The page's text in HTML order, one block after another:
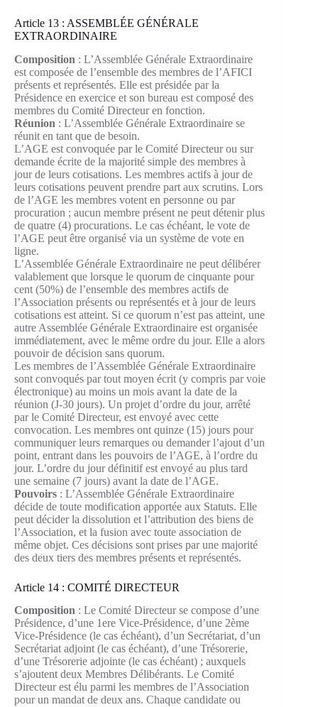
Article 13 : ASSEMBLÉE GÉNÉRALE
EXTRAORDINAIRE
Composition : L’Assemblée Générale Extraordinaire
est composée de l’ensemble des membres de l’AFICI
présents et représentés. Elle est présidée par la
Présidence en exercice et son bureau est composé des
membres du Comité Directeur en fonction.
Réunion : L’Assemblée Générale Extraordinaire se
réunit en tant que de besoin.
L’AGE est convoquée par le Comité Directeur ou sur
demande écrite de la majorité simple des membres à
jour de leurs cotisations. Les membres actifs à jour de
leurs cotisations peuvent prendre part aux scrutins. Lors
de l’AGE les membres votent en personne ou par
procuration ; aucun membre présent ne peut détenir plus
de quatre (4) procurations. Le cas échéant, le vote de
l’AGE peut être organisé via un système de vote en
ligne.
L’Assemblée Générale Extraordinaire ne peut délibérer
valablement que lorsque le quorum de cinquante pour
cent (50%) de l’ensemble des membres actifs de
l’Association présents ou représentés et à jour de leurs
cotisations est atteint. Si ce quorum n’est pas atteint, une
autre Assemblée Générale Extraordinaire est organisée
immédiatement, avec le même ordre du jour. Elle a alors
pouvoir de décision sans quorum.
Les membres de l’Assemblée Générale Extraordinaire
sont convoqués par tout moyen écrit (y compris par voie
électronique) au moins un mois avant la date de la
réunion (J-30 jours). Un projet d’ordre du jour, arrêté
par le Comité Directeur, est envoyé avec cette
convocation. Les membres ont quinze (15) jours pour
communiquer leurs remarques ou demander l’ajout d’un
point, entrant dans les pouvoirs de l’AGE, à l’ordre du
jour. L’ordre du jour définitif est envoyé au plus tard
une semaine (7 jours) avant la date de l’AGE.
Pouvoirs : L’Assemblée Générale Extraordinaire
décide de toute modification apportée aux Statuts. Elle
peut décider la dissolution et l’attribution des biens de
l’Association, et la fusion avec toute association de
même objet. Ces décisions sont prises par une majorité
des deux tiers des membres présents et représentés.
Article 14 : COMITÉ DIRECTEUR
Composition : Le Comité Directeur se compose d’une
Présidence, d’une 1ere Vice-Présidence, d’une 2ème
Vice-Présidence (le cas échéant), d’un Secrétariat, d’un
Secrétariat adjoint (le cas échéant), d’une Trésorerie,
d’une Trésorerie adjointe (le cas échéant) ; auxquels
s’ajoutent deux Membres Délibérants. Le Comité
Directeur est élu parmi les membres de l’Association
pour un mandat de deux ans. Chaque candidate ou